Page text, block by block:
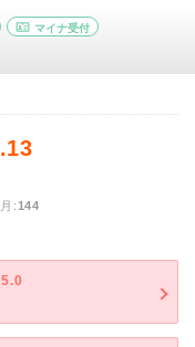
マイナ受付
:144
5.0